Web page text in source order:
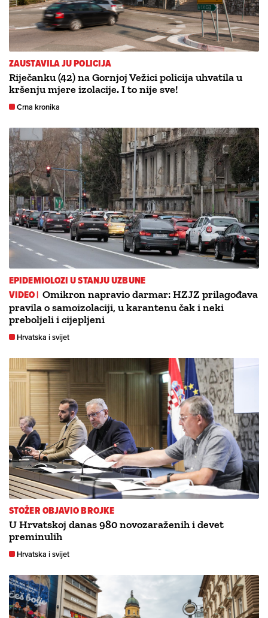
ZAUSTAVILA JU POLICIJA
Riječanku (42) na Gornjoj Vežici policija uhvatila u
kršenju mjere izolacije. I to nije sve!
Crna kronika
EPIDEMIOLOZI U STANJU UZBUNE
VIDEO | Omikron napravio darmar: HZJZ prilagođava
pravila o samoizolaciji, u karantenu čak i neki
preboljeli i cijepljeni
Hrvatska i svijet
STOŽER OBJAVIO BROJKE
U Hrvatskoj danas 980 novozaraženih i devet
preminulih
Hrvatska i svijet